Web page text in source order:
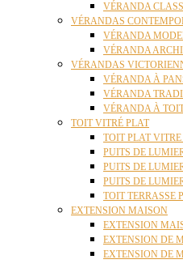
VÉRANDA
VÉRANDAS
VÉRANDA
VÉRANDA
VÉRANDAS
VÉRANDA À
VÉRANDA
VÉRANDA À
TOIT VITRÉ PLAT
TOIT PLAT
PUITS DE
PUITS DE
PUITS DE
TOIT TERRASSE
EXTENSION MAISON
EXTENSION
EXTENSION DE
EXTENSION DE